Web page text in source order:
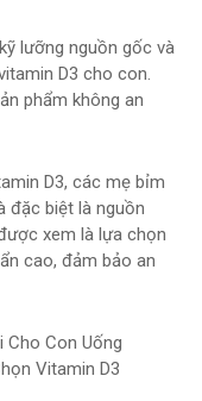
lưỡng nguồn gốc và
D3 cho con.
phẩm không an
D3, các mẹ bỉm
đặc biệt là nguồn
xem là lựa chọn
cao, đảm bảo an